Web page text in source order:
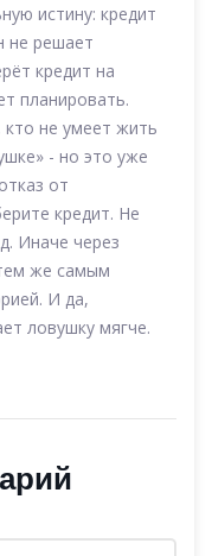
истину: кредит
не решает
кредит на
планировать.
кто не умеет жить
- но это уже
от
кредит. Не
Иначе через
же самым
И да,
ловушку мягче.